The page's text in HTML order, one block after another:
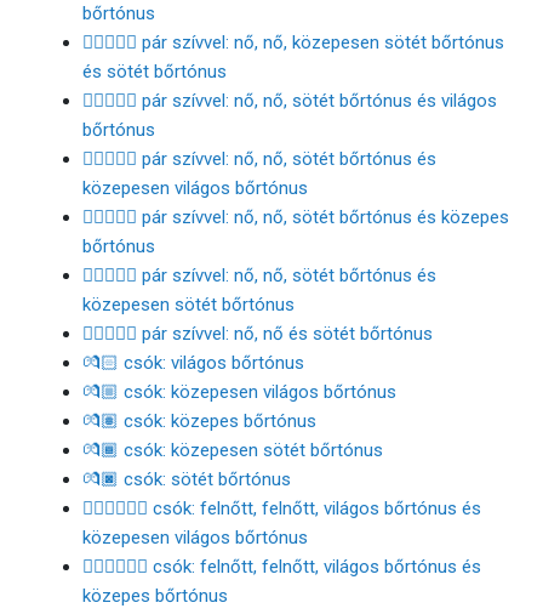
bőrtónus
👩🏾‍❤️‍👩🏿 pár szívvel: nő, nő, közepesen sötét bőrtónus
és sötét bőrtónus
👩🏿‍❤️‍👩🏻 pár szívvel: nő, nő, sötét bőrtónus és világos
bőrtónus
👩🏿‍❤️‍👩🏼 pár szívvel: nő, nő, sötét bőrtónus és
közepesen világos bőrtónus
👩🏿‍❤️‍👩🏽 pár szívvel: nő, nő, sötét bőrtónus és közepes
bőrtónus
👩🏿‍❤️‍👩🏾 pár szívvel: nő, nő, sötét bőrtónus és
közepesen sötét bőrtónus
👩🏿‍❤️‍👩🏿 pár szívvel: nő, nő és sötét bőrtónus
💏🏻 csók: világos bőrtónus
💏🏼 csók: közepesen világos bőrtónus
💏🏽 csók: közepes bőrtónus
💏🏾 csók: közepesen sötét bőrtónus
💏🏿 csók: sötét bőrtónus
🧑🏻‍❤️‍💋‍🧑🏼 csók: felnőtt, felnőtt, világos bőrtónus és
közepesen világos bőrtónus
🧑🏻‍❤️‍💋‍🧑🏽 csók: felnőtt, felnőtt, világos bőrtónus és
közepes bőrtónus